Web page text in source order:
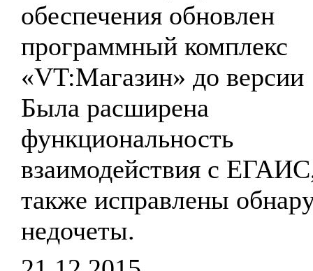
обеспечения обновлен
программный комплекс
«VT:Магазин» до версии
Была расширена
функциональность
взаимодействия с
также исправлены
недочеты.